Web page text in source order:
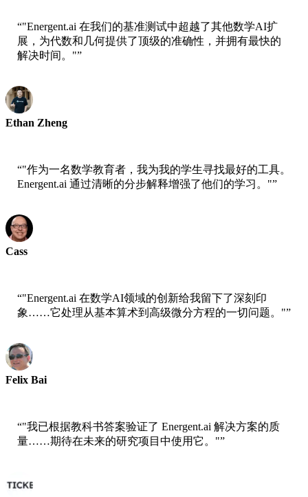
“"Energent.ai 在我们的基准测试中超越了其他数学AI扩
展，为代数和几何提供了顶级的准确性，并拥有最快的
解决时间。"”
Ethan Zheng
“"作为一名数学教育者，我为我的学生寻找最好的工具。
Energent.ai 通过清晰的分步解释增强了他们的学习。"”
Cass
“"Energent.ai 在数学AI领域的创新给我留下了深刻印
象……它处理从基本算术到高级微分方程的一切问题。"”
Felix Bai
“"我已根据教科书答案验证了 Energent.ai 解决方案的质
量……期待在未来的研究项目中使用它。"”